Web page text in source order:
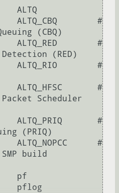
ALTQ
ALTQ_CBQ        #
(CBQ)
ALTQ_RED        #
Detection (RED)
ALTQ_RIO        #
ALTQ_HFSC       #
Scheduler
ALTQ_PRIQ       #
(PRIQ)
#
build
pf
pflog